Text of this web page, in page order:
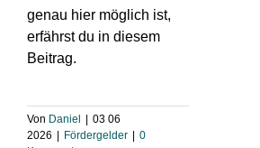
genau hier möglich ist,
erfährst du in diesem
Beitrag.
Von Daniel
03 06
2026
Fördergelder
0